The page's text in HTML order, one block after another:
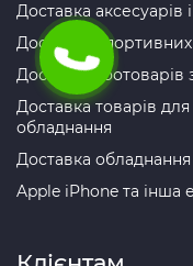
Доставка аксесуарів
Доставка
Доставка зоотоварів
Доставка товарів
обладнання
Доставка обладнання
Apple iPhone та інша